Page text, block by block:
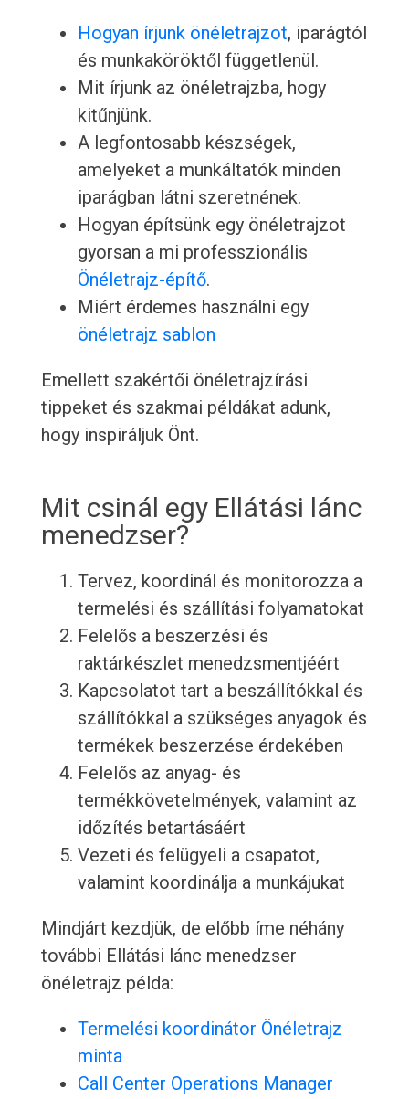
Hogyan írjunk önéletrajzot, iparágtól
és munkaköröktől függetlenül.
Mit írjunk az önéletrajzba, hogy
kitűnjünk.
A legfontosabb készségek,
amelyeket a munkáltatók minden
iparágban látni szeretnének.
Hogyan építsünk egy önéletrajzot
gyorsan a mi professzionális
Önéletrajz-építő.
Miért érdemes használni egy
önéletrajz sablon
Emellett szakértői önéletrajzírási
tippeket és szakmai példákat adunk,
hogy inspiráljuk Önt.
Mit csinál egy Ellátási lánc
menedzser?
Tervez, koordinál és monitorozza a
termelési és szállítási folyamatokat
Felelős a beszerzési és
raktárkészlet menedzsmentjéért
Kapcsolatot tart a beszállítókkal és
szállítókkal a szükséges anyagok és
termékek beszerzése érdekében
Felelős az anyag- és
termékkövetelmények, valamint az
időzítés betartásáért
Vezeti és felügyeli a csapatot,
valamint koordinálja a munkájukat
Mindjárt kezdjük, de előbb íme néhány
további Ellátási lánc menedzser
önéletrajz példa:
Termelési koordinátor Önéletrajz
minta
Call Center Operations Manager